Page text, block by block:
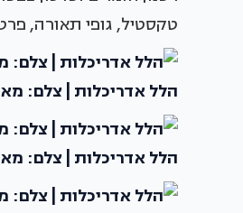
טקסטיל, גופי תאורה,
הלל אדריכלות | צלם:
הלל אדריכלות | צלם: